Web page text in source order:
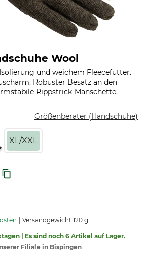
Wool
und weichem Fleecefutter.
Robuster Besatz an den
Rippstrick-Manschette.
Größenberater (Handschuhe)
XL/XXL
Versandgewicht 120 g
| Es sind noch 6 Artikel auf Lager.
Filiale in Bispingen